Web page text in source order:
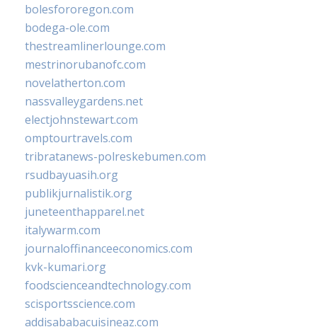
bolesfororegon.com
bodega-ole.com
thestreamlinerlounge.com
mestrinorubanofc.com
novelatherton.com
nassvalleygardens.net
electjohnstewart.com
omptourtravels.com
tribratanews-polreskebumen.com
rsudbayuasih.org
publikjurnalistik.org
juneteenthapparel.net
italywarm.com
journaloffinanceeconomics.com
kvk-kumari.org
foodscienceandtechnology.com
scisportsscience.com
addisababacuisineaz.com